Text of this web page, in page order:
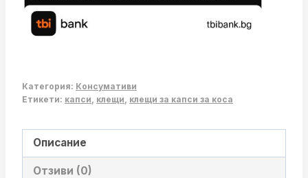
Категория: Консумативи
Етикети: капси клещи клещи за капси за коса
Описание
Отзиви (0)